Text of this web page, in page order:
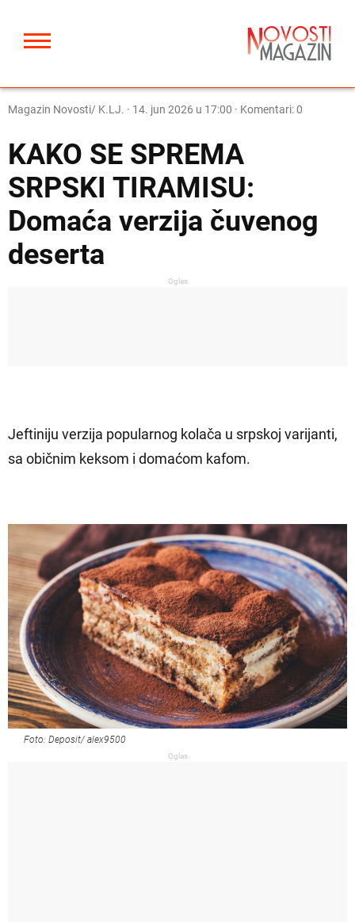
Magazin Novosti/ K.LJ. · 14. jun 2026 u 17:00 · Komentari: 0
KAKO SE SPREMA
SRPSKI TIRAMISU:
Domaća verzija čuvenog
deserta
Oglas
Jeftiniju verzija popularnog kolača u srpskoj varijanti,
sa običnim keksom i domaćom kafom.
Foto: Deposit/ alex9500
Oglas